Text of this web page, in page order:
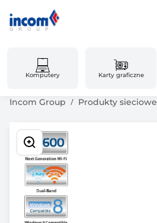
Komputery Karty graficzne
Incom Group Produkty sieciowe